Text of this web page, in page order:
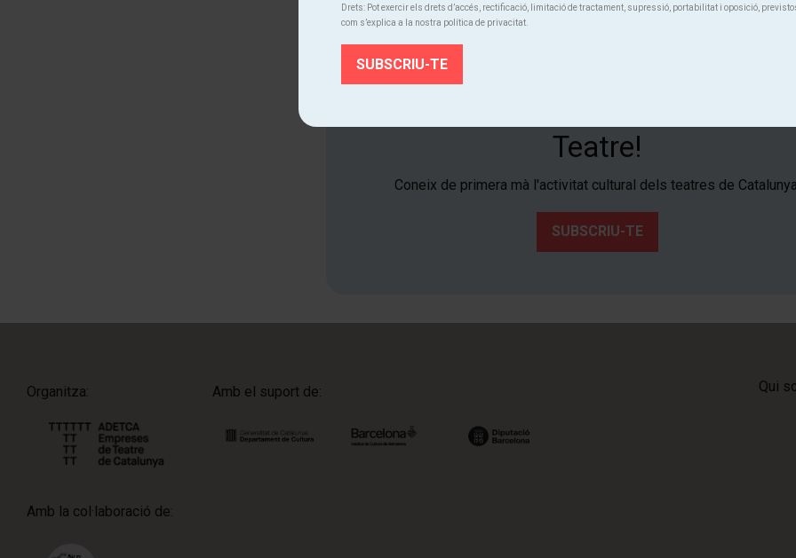
Teatre!
Coneix de primera mà l'activitat cultural dels teatres de Catalunya.
SUBSCRIU-TE
Organitza: Amb el suport de:
Amb la col·laboració de:
Qui
Drets: Pot exercir els drets d’accés, rectificació, limitació de tractament, supressió, portabilitat i oposició, previstos
com s’explica a la nostra política de privacitat.